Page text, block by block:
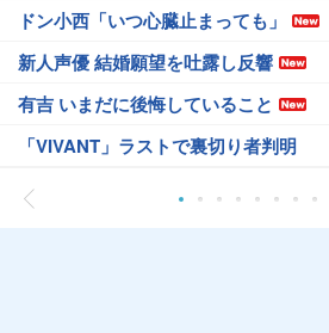
ドン小西「いつ心臓止まっても」
新人声優 結婚願望を吐露し反響
有吉 いまだに後悔していること
「VIVANT」ラストで裏切り者判明